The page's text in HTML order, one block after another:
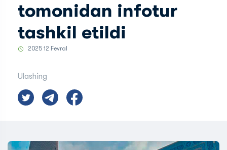
tomonidan infotur
tashkil etildi
2025 12 Fevral
Ulashing